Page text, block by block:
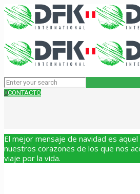
0CONTACTO
El mejor mensaje de navidad es
nuestros corazones de los que nos
viaje por la vida.